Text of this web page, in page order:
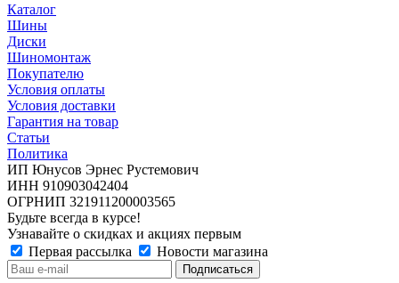
Каталог
Шины
Диски
Шиномонтаж
Покупателю
Условия оплаты
Условия доставки
Гарантия на товар
Статьи
Политика
ИП Юнусов Эрнес Рустемович
ИНН 910903042404
ОГРНИП 321911200003565
Будьте всегда в курсе!
Узнавайте о скидках и акциях первым
Первая рассылка
Новости магазина